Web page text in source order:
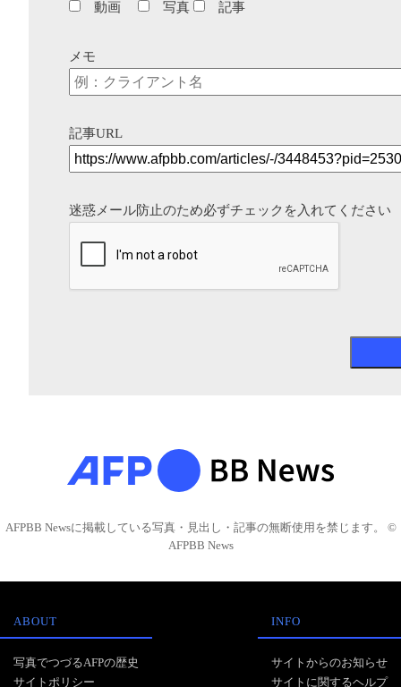
動画
写真 記事
メモ
記事URL
迷惑メール防止のため必ずチェックを入れてください
AFPBB Newsに掲載している写真・見出し・記事の無断使用を禁じます。 ©
AFPBB News
ABOUT
写真でつづるAFPの歴史
サイトポリシー
INFO
サイトからのお知らせ
サイトに関するヘルプ